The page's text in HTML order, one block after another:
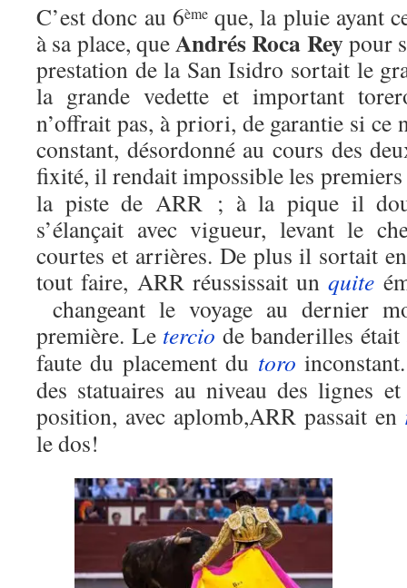
C’est donc au 6èmeque, la pluie ayant
à sa place, queAndrés Roca Reypour
prestation de la San Isidro sortait le
la grande vedette et important
n’offrait pas, à priori, de garantie si ce
constant, désordonné au cours des
fixité, il rendait impossible les premiers
la piste de ARR ; à la pique il
s’élançait avec vigueur, levant le
courtes et arrières. De plus il sortait
tout faire, ARR réussissait unquite
changeant le voyage au dernier
première. Le tercio de banderilles était
faute du placement du toro
des statuaires au niveau des lignes
position, avec aplomb,ARR passait en
le dos!